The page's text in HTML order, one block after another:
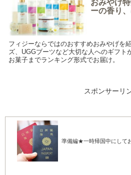
おみやげ
ーの香り
フィジーならではのおすすめおみやげを
ズ、UGGブーツなど大切な人へのギフト
お菓子までランキング形式でお届け。
スポンサーリ
準備編★一時帰国中にして